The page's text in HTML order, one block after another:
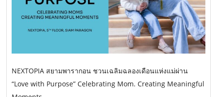
NEXTOPIA สยามพารากอน ชวนเฉลิมฉลองเดือนแห่งแม่ผ่าน
“Love with Purpose” Celebrating Mom. Creating Meaningful